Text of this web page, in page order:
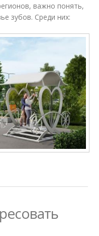
важно понять,
зубов. Среди них: